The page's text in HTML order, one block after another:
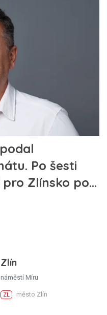
Zlín
náměstí Míru
ZL město Zlín